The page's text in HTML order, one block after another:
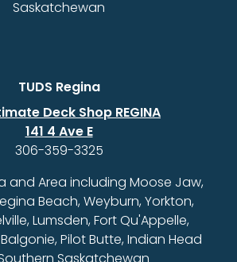
Saskatchewan
TUDS Regina
Deck Shop REGINA
141 4 Ave E
306-359-3325
and Area including Moose Jaw,
Beach, Weyburn, Yorkton,
Lumsden, Fort Qu'Appelle,
Pilot Butte, Indian Head